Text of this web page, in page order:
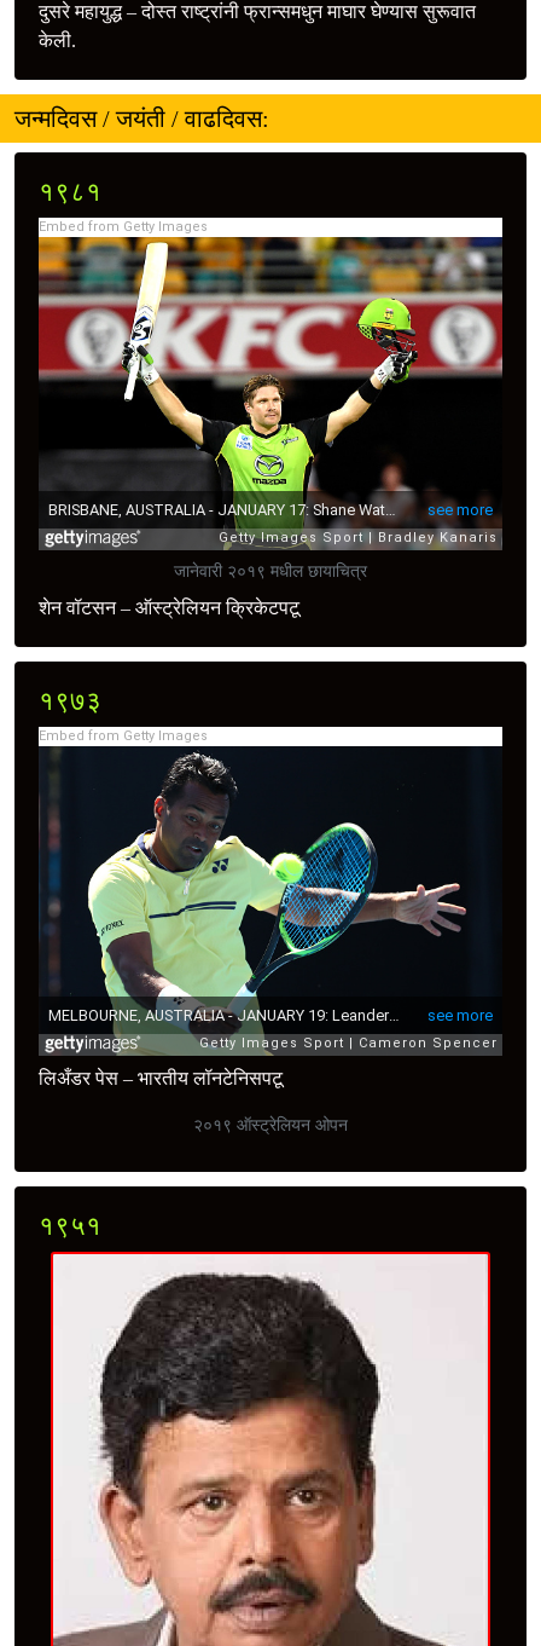
दुसरे महायुद्ध – दोस्त राष्ट्रांनी फ्रान्समधुन माघार घेण्यास सुरूवात
केली.
जन्मदिवस / जयंती / वाढदिवस:
१९८१
Embed from Getty Images
जानेवारी २०१९ मधील छायाचित्र
शेन वॉटसन – ऑस्ट्रेलियन क्रिकेटपटू
१९७३
Embed from Getty Images
लिअँडर पेस – भारतीय लॉनटेनिसपटू
२०१९ ऑस्ट्रेलियन ओपन
१९५१